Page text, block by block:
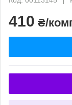
410 ₴/